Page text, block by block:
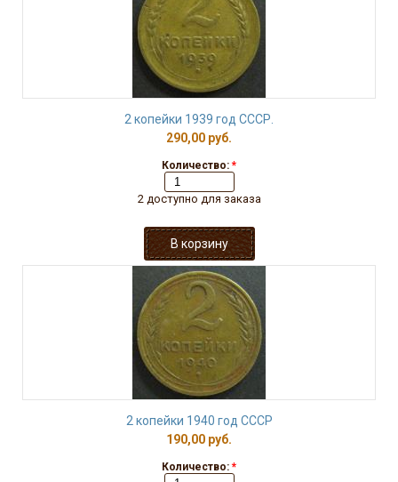
2 копейки 1939 год СССР.
290,00 руб.
Количество: *
2 доступно для заказа
2 копейки 1940 год СССР
190,00 руб.
Количество: *